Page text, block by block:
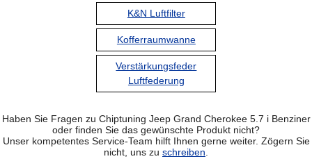
K&N Luftfilter
Kofferraumwanne
Verstärkungsfeder
Luftfederung
Haben Sie Fragen zu Chiptuning Jeep Grand Cherokee 5.7 i Benziner
oder finden Sie das gewünschte Produkt nicht?
Unser kompetentes Service-Team hilft Ihnen gerne weiter. Zögern Sie
nicht, uns zu schreiben.